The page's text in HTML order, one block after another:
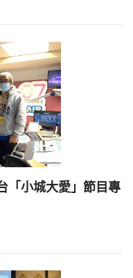
「小城大愛」節目專